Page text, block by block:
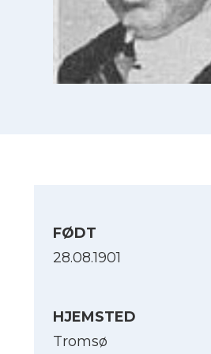
FØDT
28.08.1901
HJEMSTED
Tromsø